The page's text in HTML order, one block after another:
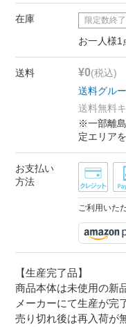
在庫 限定数終了
お一人様1
送料 ¥0(税込)
送料グルー
送料無料
※一部離
定エリア
お支払い
方法
ご利用いた
【生産完了品】
商品本体は未使用の新
メーカーにて生産が完
売り切れ後は再入荷が